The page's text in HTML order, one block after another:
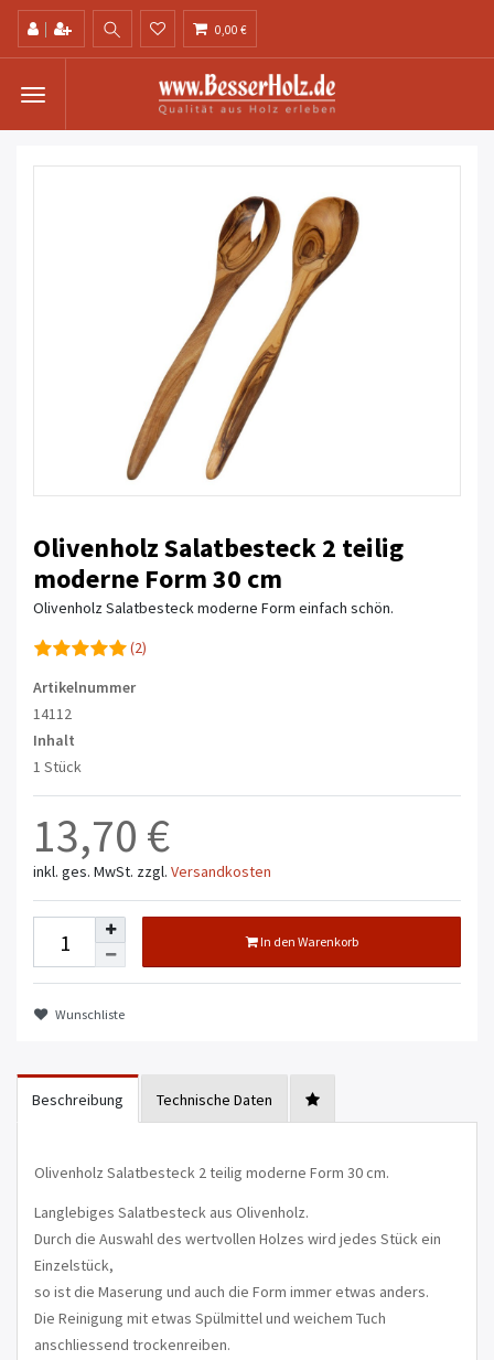
0,00 €
Olivenholz Salatbesteck 2 teilig
moderne Form 30 cm
Olivenholz Salatbesteck moderne Form einfach schön.
(2)
Artikelnummer
14112
Inhalt
1 Stück
13,70 €
inkl. ges. MwSt. zzgl. Versandkosten
In den Warenkorb
Wunschliste
Beschreibung Technische Daten
Olivenholz Salatbesteck 2 teilig moderne Form 30 cm.
Langlebiges Salatbesteck aus Olivenholz.
Durch die Auswahl des wertvollen Holzes wird jedes Stück ein
Einzelstück,
so ist die Maserung und auch die Form immer etwas anders.
Die Reinigung mit etwas Spülmittel und weichem Tuch
anschliessend trockenreiben.